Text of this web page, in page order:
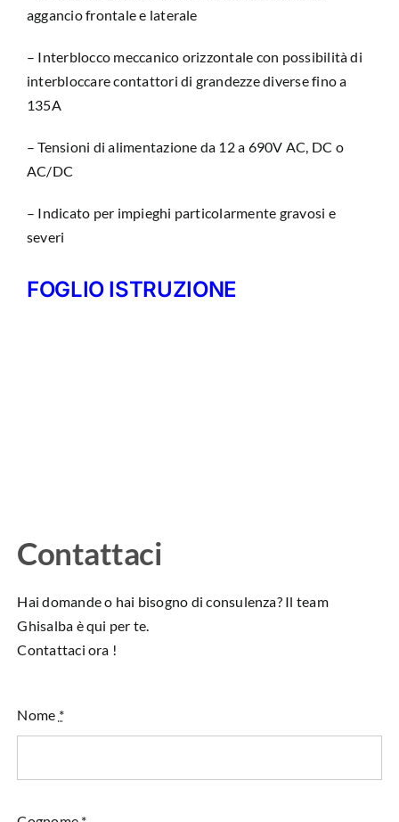
aggancio frontale e laterale
– Interblocco meccanico orizzontale con possibilità di
interbloccare contattori di grandezze diverse fino a
135A
– Tensioni di alimentazione da 12 a 690V AC, DC o
AC/DC
– Indicato per impieghi particolarmente gravosi e
severi
FOGLIO ISTRUZIONE
Contattaci
Hai domande o hai bisogno di consulenza? Il team
Ghisalba è qui per te.
Contattaci ora !
Nome *